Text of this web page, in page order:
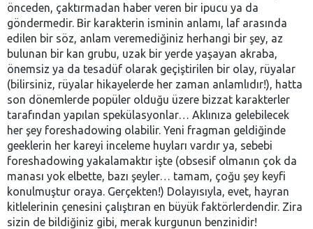
önceden, çaktırmadan haber veren bir ipucu ya da
göndermedir. Bir karakterin isminin anlamı, laf arasında
edilen bir söz, anlam veremediğiniz herhangi bir şey, az
bulunan bir kan grubu, uzak bir yerde yaşayan akraba,
önemsiz ya da tesadüf olarak geçiştirilen bir olay, rüyalar
(bilirsiniz, rüyalar hikayelerde her zaman anlamlıdır!), hatta
son dönemlerde popüler olduğu üzere bizzat karakterler
tarafından yapılan spekülasyonlar… Aklınıza gelebilecek
her şey foreshadowing olabilir. Yeni fragman geldiğinde
geeklerin her kareyi inceleme huyları vardır ya, sebebi
foreshadowing yakalamaktır işte (obsesif olmanın çok da
manası yok elbette, bazı şeyler… tamam, çoğu şey keyfi
konulmuştur oraya. Gerçekten!) Dolayısıyla, evet, hayran
kitlelerinin çenesini çalıştıran en büyük faktörlerdendir. Zira
sizin de bildiğiniz gibi, merak kurgunun benzinidir!